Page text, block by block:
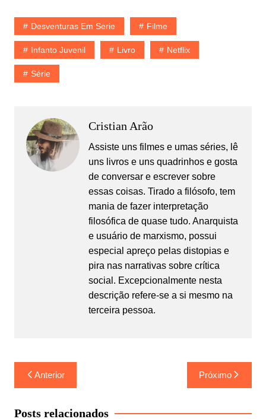
Desventuras Em Serie Filme
Infanto Juvenil Livro Netflix
Série
Cristian Arão
Assiste uns filmes e umas séries, lê
uns livros e uns quadrinhos e gosta
de conversar e escrever sobre
essas coisas. Tirado a filósofo, tem
mania de fazer interpretação
filosófica de quase tudo. Anarquista
e usuário de marxismo, possui
especial apreço pelas distopias e
pira nas narrativas sobre crítica
social. Excepcionalmente nesta
descrição refere-se a si mesmo na
terceira pessoa.
Navegação
de
Post
Anterior Próximo
Posts relacionados